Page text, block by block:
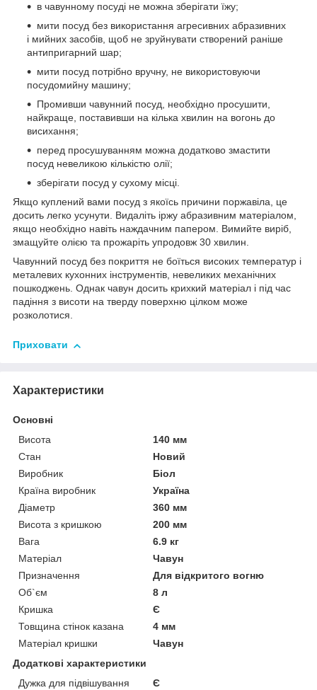
в чавунному посуді не можна зберігати їжу;
мити посуд без використання агресивних абразивних
і мийних засобів, щоб не зруйнувати створений раніше
антипригарний шар;
мити посуд потрібно вручну, не використовуючи
посудомийну машину;
Промивши чавунний посуд, необхідно просушити,
найкраще, поставивши на кілька хвилин на вогонь до
висихання;
перед просушуванням можна додатково змастити
посуд невеликою кількістю олії;
зберігати посуд у сухому місці.
Якщо куплений вами посуд з якоїсь причини поржавіла, це
досить легко усунути. Видаліть іржу абразивним матеріалом,
якщо необхідно навіть наждачним папером. Вимийте виріб,
змащуйте олією та прожаріть упродовж 30 хвилин.
Чавунний посуд без покриття не боїться високих температур і
металевих кухонних інструментів, невеликих механічних
пошкоджень. Однак чавун досить крихкий матеріал і під час
падіння з висоти на тверду поверхню цілком може
розколотися.
Приховати
Характеристики
Основні
Висота
140 мм
Стан
Новий
Виробник
Біол
Країна виробник
Україна
Діаметр
360 мм
Висота з кришкою
200 мм
Вага
6.9 кг
Матеріал
Чавун
Призначення
Для відкритого вогню
Об`єм
8 л
Кришка
Є
Товщина стінок казана
4 мм
Матеріал кришки
Чавун
Додаткові характеристики
Дужка для підвішування
Є